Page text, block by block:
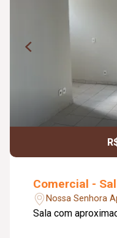
Comercial -
Nossa Senhora
Sala com